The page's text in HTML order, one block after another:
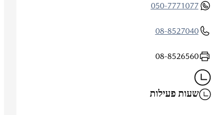
050-7771077
08-8527040
08-8526560
שעות פעילות